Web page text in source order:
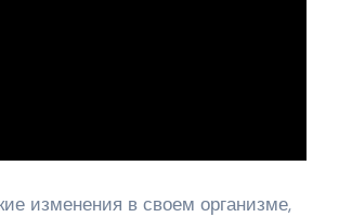
изменения в своем организме,